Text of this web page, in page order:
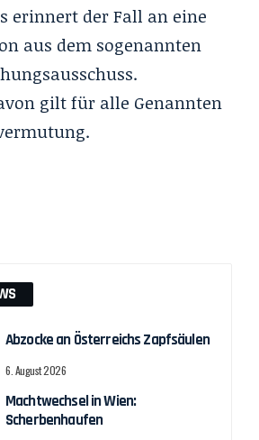
erinnert der Fall an eine
aus dem sogenannten
gilt für alle Genannten
Abzocke an Österreichs Zapfsäulen
6. August 2026
Machtwechsel in Wien:
Scherbenhaufen